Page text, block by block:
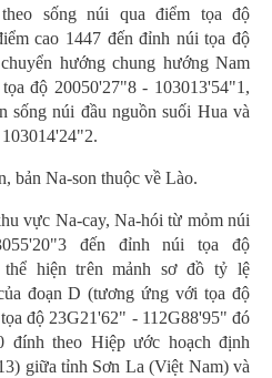
sống núi qua điểm tọa độ
cao 1447 đến đỉnh núi tọa độ
hướng chung hướng Nam
độ 20050'27"8 - 103013'54"1,
sống núi đầu nguồn suối Hua và
bản Na-son thuộc về Lào.
vực Na-cay, Na-hói từ mỏm núi
đến đỉnh núi tọa độ
thể hiện trên mảnh sơ đồ tỷ lệ
đoạn D (tương ứng với tọa độ
độ 23G21'62" - 112G88'95" đó
đính theo Hiệp ước hoạch định
giữa tỉnh Sơn La (Việt Nam) và